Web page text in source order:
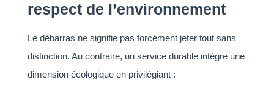
respect de l’environnement
Le débarras ne signifie pas forcément jeter tout sans
distinction. Au contraire, un service durable intègre une
dimension écologique en privilégiant :